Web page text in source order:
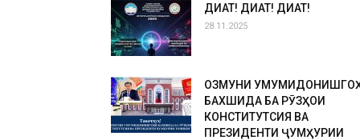
ДИҚҚАТ! ДИҚҚАТ! ДИҚҚАТ!
28.11.2025
ОЗМУНИ
БАХШИДА БА РӮЗҲОИ
КОНСТИТУТСИЯ ВА
ПРЕЗИДЕНТИ ҶУМҲУРИИ